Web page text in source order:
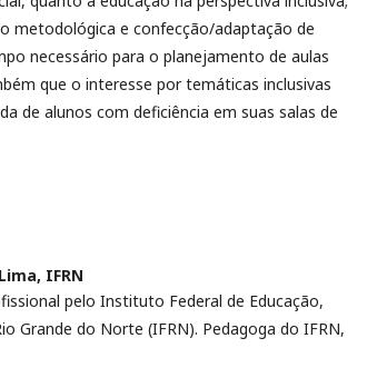
metodológica e confecção/adaptação de
necessário para o planejamento de aulas
que o interesse por temáticas inclusivas
de alunos com deficiência em suas salas de
IFRN
pelo Instituto Federal de Educação,
Grande do Norte (IFRN). Pedagoga do IFRN,